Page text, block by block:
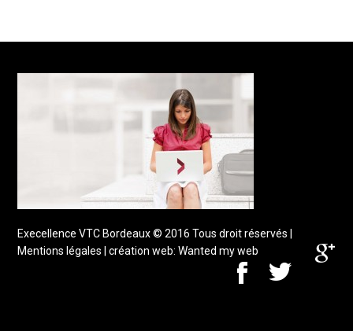
Execellence VTC Bordeaux© 2016 Tous droit réservés |
Mentions légales | création web:Wanted my web